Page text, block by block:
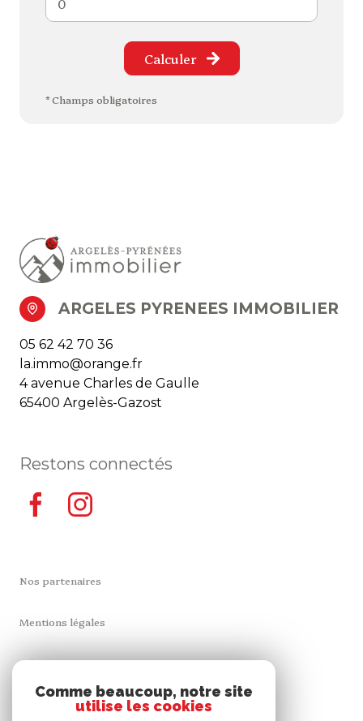
Calculer
* Champs obligatoires
ARGELES PYRENEES IMMOBILIER
05 62 42 70 36
la.immo@orange.fr
4 avenue Charles de Gaulle
65400 Argelès-Gazost
Restons connectés
Nos partenaires
Mentions légales
Admin
Nos honoraires
Comme beaucoup, notre site
utilise les cookies